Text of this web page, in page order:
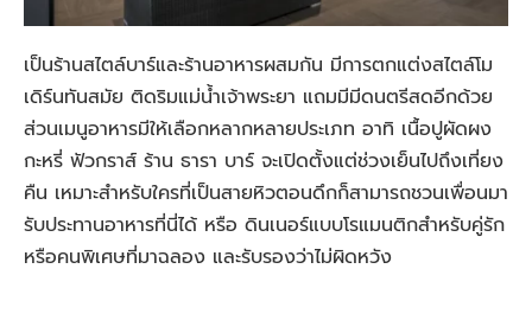
เป็นร้านสไตล์บาร์และร้านอาหารผสมกัน มีการตกแต่งสไตล์โม
เดิร์นทันสมัย ติดริมแม่น้ำเจ้าพระยา แถมมีมีดนตรีสดอีกด้วย
ส่วนเมนูอาหารมีให้เลือกหลากหลายประเภท อาทิ เนื้อปูผัดผง
กะหรี่ ฟัวกราส์ ร้าน ธารา บาร์ จะเปิดตั้งแต่ช่วงเย็นไปถึงเที่ยง
คืน เหมาะสำหรับใครที่เป็นสายหิวตอนดึกก็สามารถชวนเพื่อนมา
รับประทานอาหารที่นี่ได้ หรือ ดินเนอร์แบบโรแมนติกสำหรับคู่รัก
หรือคนพิเศษที่มาฉลอง และรับรองว่าไม่ผิดหวัง